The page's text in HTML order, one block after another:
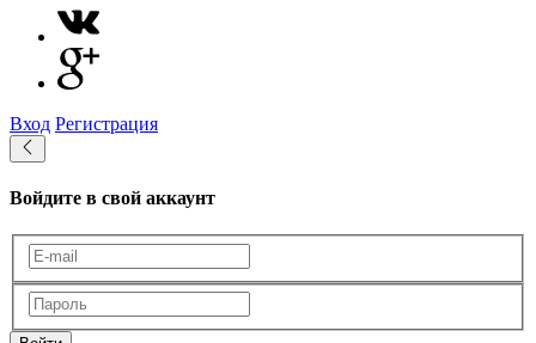
Вход Регистрация
Войдите в свой аккаунт